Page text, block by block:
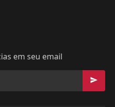
em seu email